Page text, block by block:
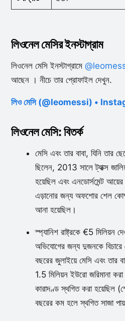
লিওনেল মেসির ইনস্টাগ্রাম
লিওনেল মেসি ইনস্টাগ্রামে
আছেন । নীচে তার প্রোফাইল দেখুন.
লিও মেসি (@leomessi) •
লিওনেল মেসি: বিতর্ক
মেসি এবং তার বাবা, যিনি তার
ছিলেন, 2013 সালে ট্যাক্স
হয়েছিল এবং এনডোর্সমেন্ট
এড়ানোর জন্য অফশোর শেল
আনা হয়েছিল।
স্প্যানিশ রাষ্ট্রকে €5 মিলিয়ন
অভিযোগের জন্য দুজনকে বিচারে
বছরের জুলাইয়ে মেসি এবং তার
1.5 মিলিয়ন ইউরো জরিমানা
কারাদণ্ড স্থগিত করা হয়েছিল
বছরের কম হলে স্থগিত সাজা